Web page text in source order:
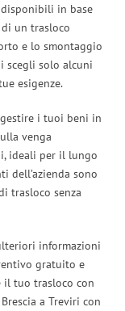
in base
un trasloco
e lo smontaggio
scegli solo alcuni
esigenze.
gestire i tuoi beni in
venga
ideali per il lungo
dell’azienda sono
trasloco senza
informazioni
gratuito e
il tuo trasloco con
a Treviri con